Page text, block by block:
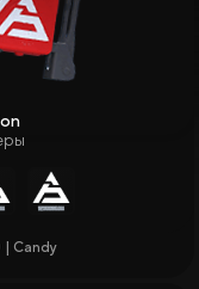
| Candy